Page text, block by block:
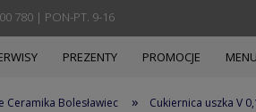
780 | PON-PT. 9-16
PREZENTY PROMOCJE MENU
Ceramika Bolesławiec » Cukiernica uszka V